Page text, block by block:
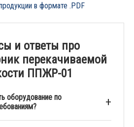
в формате .PDF
и ответы про
перекачиваемой
ППЖР-01
оборудование по